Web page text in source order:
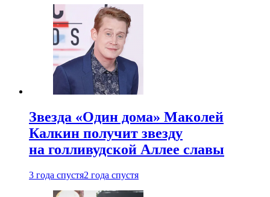
Звезда «Один дома» Маколей
Калкин получит звезду
на голливудской Аллее славы
3 года спустя2 года спустя